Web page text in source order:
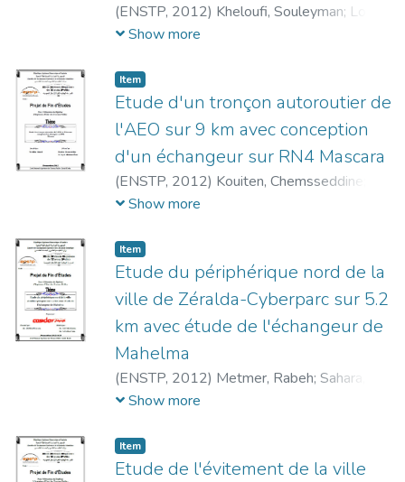
(ENSTP, 2012) Kheloufi, Souleyman; Loucif,
Walid;Berrekla, Lberkani
Show more
Item
Etude d'un tronçon autoroutier de
l'AEO sur 9 km avec conception
d'un échangeur sur RN4 Mascara
(ENSTP, 2012) Kouiten, Chemsseddine
Tayeb, Mohamed Enes
Show more
Item
Etude du périphérique nord de la
ville de Zéralda-Cyberparc sur 5.2
km avec étude de l'échangeur de
Mahelma
(ENSTP, 2012) Metmer, Rabeh; Sahara,
Yahia;Derradji, Ayachi
Show more
Item
Etude de l'évitement de la ville